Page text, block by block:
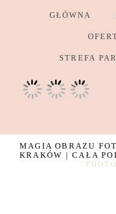
GŁÓWNA
STREFA PAR
MAGIA OBRAZU
KRAKÓW | CAŁA